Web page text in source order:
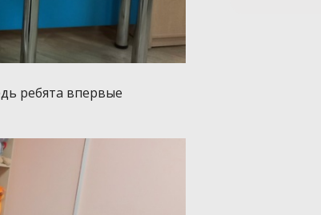
ребята впервые